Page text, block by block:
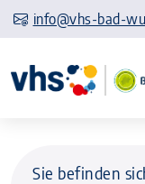
info@vhs-bad-
Sie befinden